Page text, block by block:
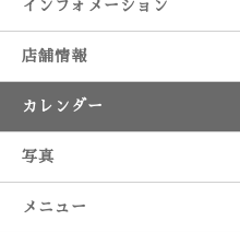
インフォメーション
店舗情報
カレンダー
写真
メニュー